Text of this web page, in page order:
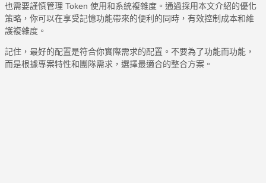
也需要謹慎管理 Token 使用和系統複雜度。通過採用本文介紹的優化
策略，你可以在享受記憶功能帶來的便利的同時，有效控制成本和維
護複雜度。
記住，最好的配置是符合你實際需求的配置。不要為了功能而功能，
而是根據專案特性和團隊需求，選擇最適合的整合方案。